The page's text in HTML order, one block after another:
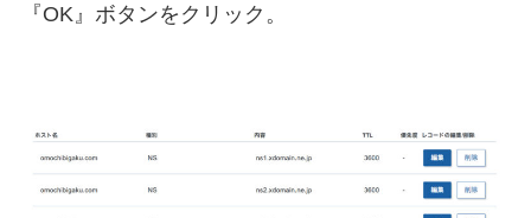
『OK』ボタンをクリック。